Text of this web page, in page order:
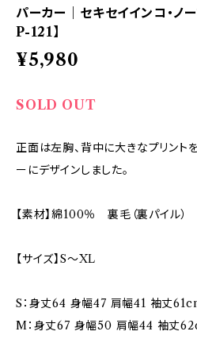
パーカー｜セキセイインコ・ノ
P-121】
¥5,980
SOLD OUT
正面は左胸、背中に大きなプリント
ーにデザインしました。
【素材】綿100％ 裏毛（裏パイル）
【サイズ】S～XL
S：身丈64 身幅47 肩幅41 袖丈
M：身丈67 身幅50 肩幅44 袖丈